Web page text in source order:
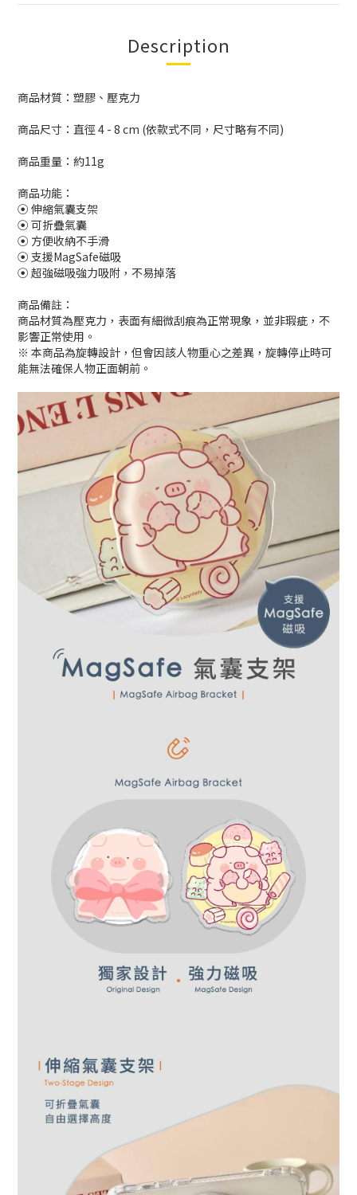
Description
商品材質：塑膠、壓克力
商品尺寸：直徑 4 - 8 cm (依款式不同，尺寸略有不同)
商品重量：約11g
商品功能：
⦿ 伸縮氣囊支架
⦿ 可折疊氣囊
⦿ 方便收納不手滑
⦿ 支援MagSafe磁吸
⦿ 超強磁吸強力吸附，不易掉落
商品備註：
商品材質為壓克力，表面有細微刮痕為正常現象，並非瑕疵，不
影響正常使用。
※ 本商品為旋轉設計，但會因該人物重心之差異，旋轉停止時可
能無法確保人物正面朝前。